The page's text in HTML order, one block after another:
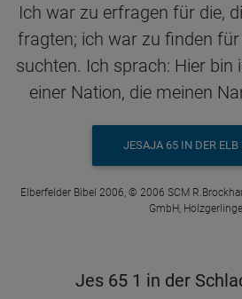
Ich war zu erfragen für die,
fragten; ich war zu finden
suchten. Ich sprach: Hier bin
einer Nation, die meinen
JESAJA 65 IN DER ELB
Elberfelder Bibel 2006, © 2006 SCM
GmbH,
Jes 65 1 in der